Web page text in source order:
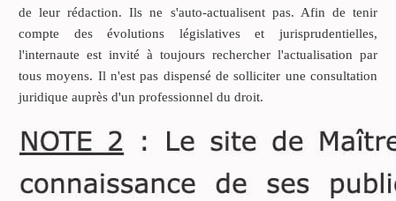
de leur rédaction. Ils ne s'auto-actualisent pas. Afin de tenir
compte des évolutions législatives et jurisprudentielles,
l'internaute est invité à toujours rechercher l'actualisation par
tous moyens. Il n'est pas dispensé de solliciter une consultation
juridique auprès d'un professionnel du droit.